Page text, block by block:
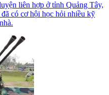
liên hợp ở tỉnh Quảng Tây,
có cơ hội học hỏi nhiều kỹ